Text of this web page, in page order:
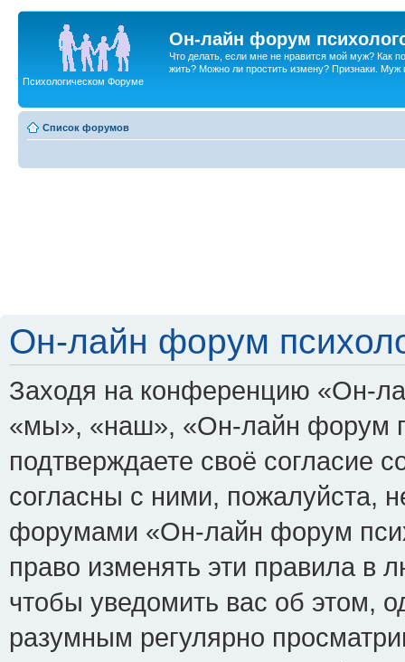
Он-лайн форум
Что делать, если мне не нравится мой муж? Как
жить? Можно ли простить измену? Признаки. Муж
Психологическом Форуме
Список форумов
Он-лайн форум
Заходя на конференцию «Он-
«мы», «наш», «Он-лайн форум
подтверждаете своё
согласны с ними, пожалуйста,
форумами «Он-лайн форум
право изменять эти правила в
чтобы уведомить вас об этом,
разумным регулярно